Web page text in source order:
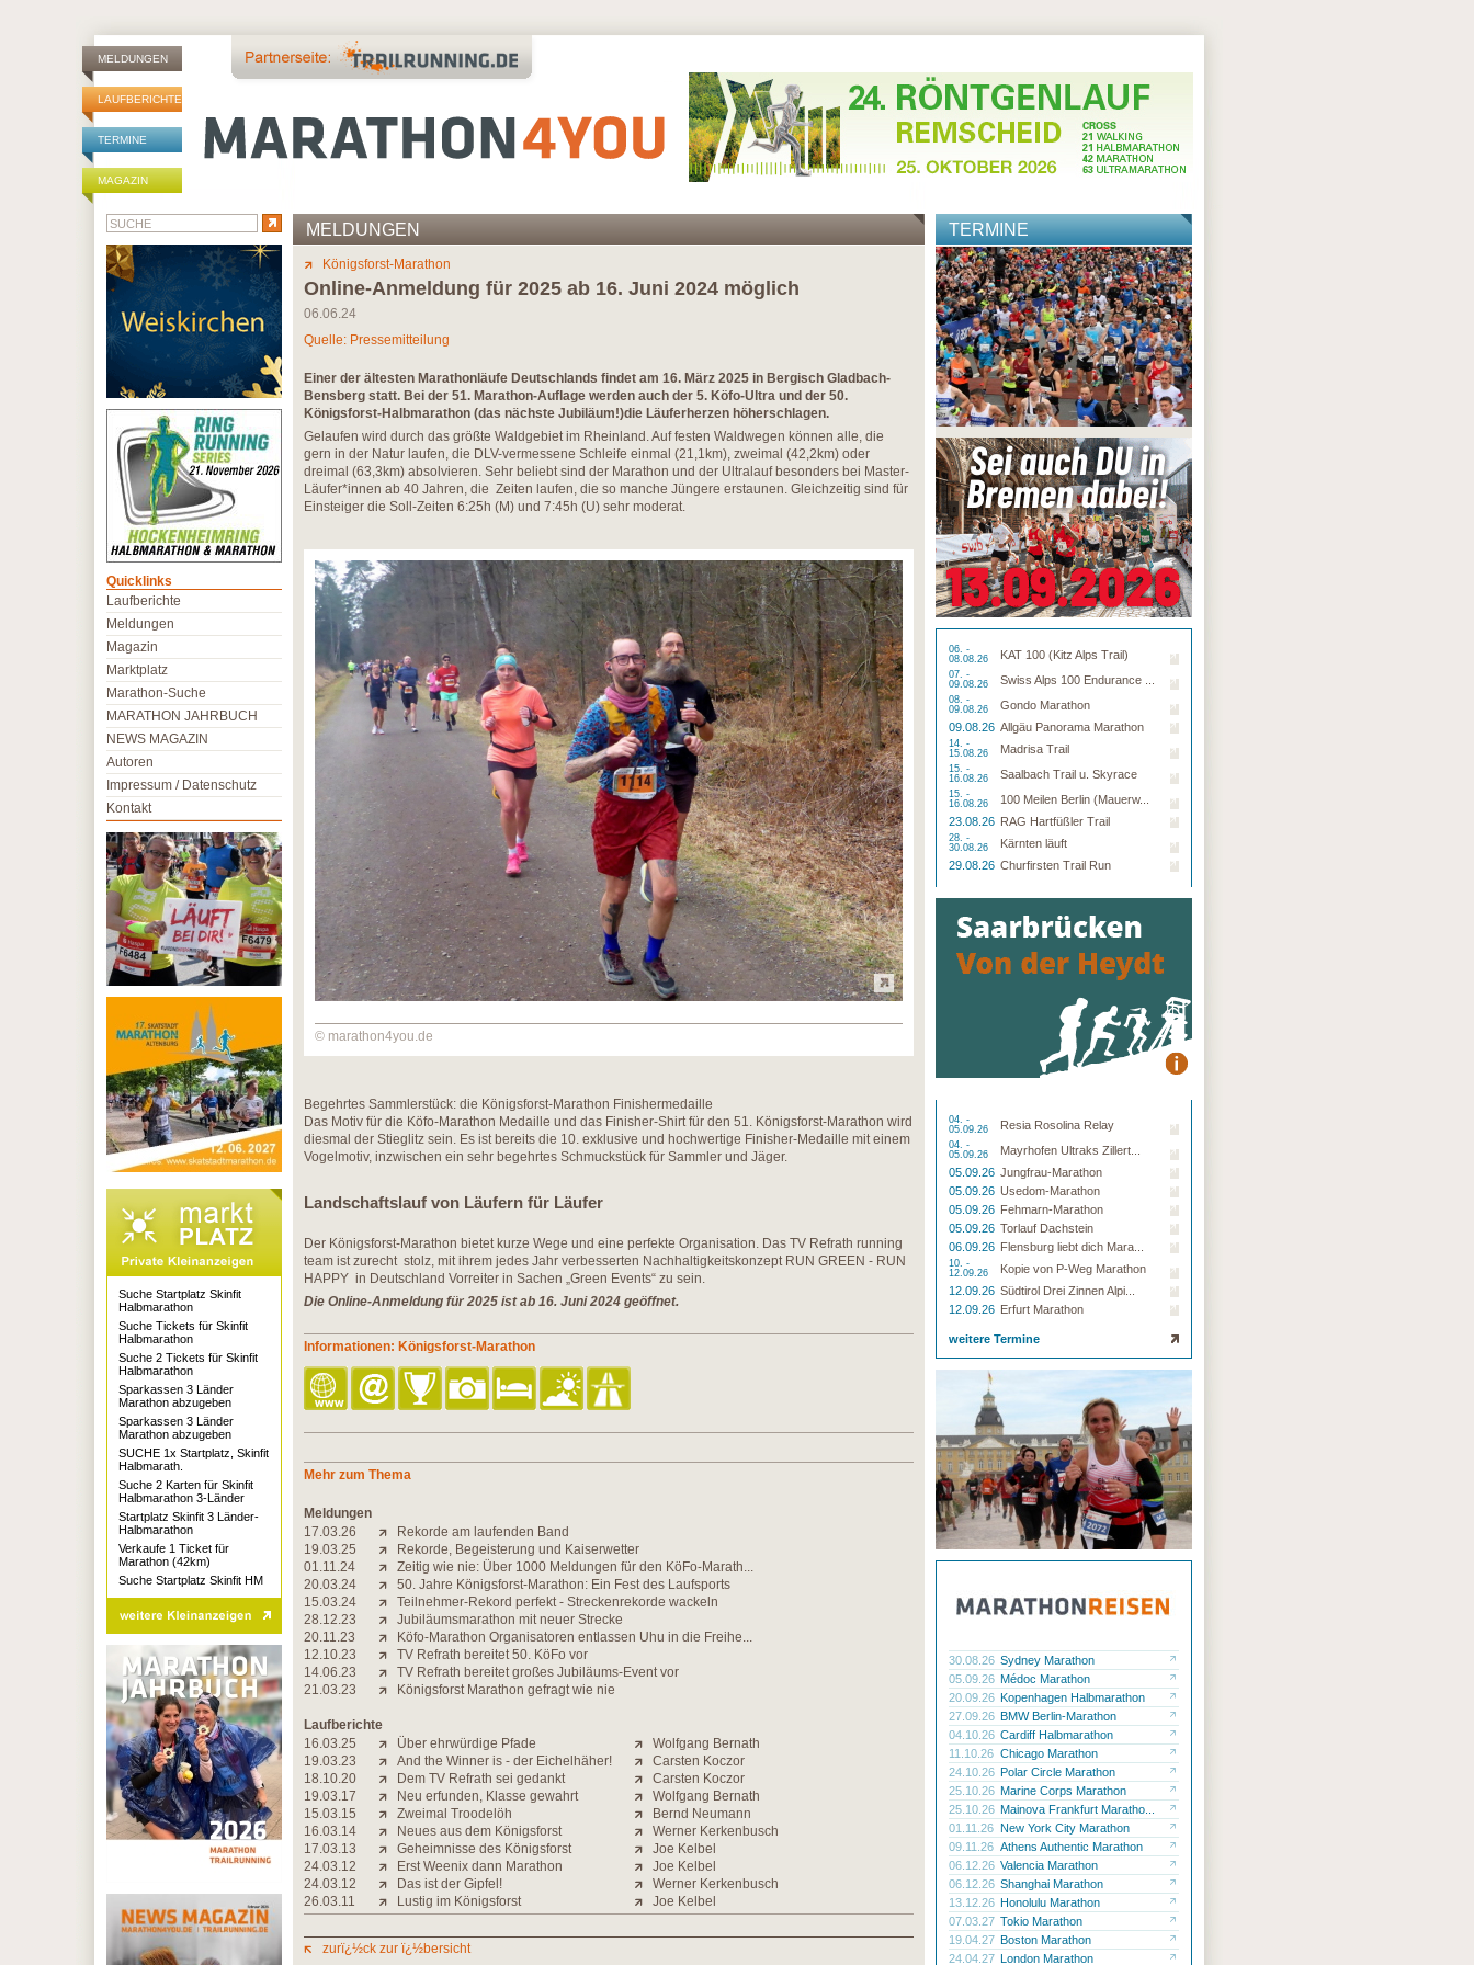
MELDUNGEN
LAUFBERICHTE
TERMINE
MAGAZIN
MELDUNGEN
Königsforst-Marathon
Online-Anmeldung für 2025 ab 16. Juni 2024 möglich
06.06.24
Quelle: Pressemitteilung
Einer der ältesten Marathonläufe Deutschlands findet am 16. März 2025 in Bergisch Gladbach-
Bensberg statt. Bei der 51. Marathon-Auflage werden auch der 5. Köfo-Ultra und der 50.
Königsforst-Halbmarathon (das nächste Jubiläum!)die Läuferherzen höherschlagen.
Gelaufen wird durch das größte Waldgebiet im Rheinland. Auf festen Waldwegen können alle, die
gern in der Natur laufen, die DLV-vermessene Schleife einmal (21,1km), zweimal (42,2km) oder
dreimal (63,3km) absolvieren. Sehr beliebt sind der Marathon und der Ultralauf besonders bei Master-
Läufer*innen ab 40 Jahren, die Zeiten laufen, die so manche Jüngere erstaunen. Gleichzeitig sind für
Einsteiger die Soll-Zeiten 6:25h (M) und 7:45h (U) sehr moderat.
© marathon4you.de
Begehrtes Sammlerstück: die Königsforst-Marathon Finishermedaille
Das Motiv für die Köfo-Marathon Medaille und das Finisher-Shirt für den 51. Königsforst-Marathon wird
diesmal der Stieglitz sein. Es ist bereits die 10. exklusive und hochwertige Finisher-Medaille mit einem
Vogelmotiv, inzwischen ein sehr begehrtes Schmuckstück für Sammler und Jäger.
Landschaftslauf von Läufern für Läufer
Der Königsforst-Marathon bietet kurze Wege und eine perfekte Organisation. Das TV Refrath running
team ist zurecht stolz, mit ihrem jedes Jahr verbesserten Nachhaltigkeitskonzept RUN GREEN - RUN
HAPPY in Deutschland Vorreiter in Sachen „Green Events“ zu sein.
Die Online-Anmeldung für 2025 ist ab 16. Juni 2024 geöffnet.
Informationen: Königsforst-Marathon
Mehr zum Thema
Meldungen
17.03.26
Rekorde am laufenden Band
19.03.25
Rekorde, Begeisterung und Kaiserwetter
01.11.24
Zeitig wie nie: Über 1000 Meldungen für den KöFo-Marath...
20.03.24
50. Jahre Königsforst-Marathon: Ein Fest des Laufsports
15.03.24
Teilnehmer-Rekord perfekt - Streckenrekorde wackeln
28.12.23
Jubiläumsmarathon mit neuer Strecke
20.11.23
Köfo-Marathon Organisatoren entlassen Uhu in die Freihe...
12.10.23
TV Refrath bereitet 50. KöFo vor
14.06.23
TV Refrath bereitet großes Jubiläums-Event vor
21.03.23
Königsforst Marathon gefragt wie nie
Laufberichte
16.03.25
Über ehrwürdige Pfade
Wolfgang Bernath
19.03.23
And the Winner is - der Eichelhäher!
Carsten Koczor
18.10.20
Dem TV Refrath sei gedankt
Carsten Koczor
19.03.17
Neu erfunden, Klasse gewahrt
Wolfgang Bernath
15.03.15
Zweimal Troodelöh
Bernd Neumann
16.03.14
Neues aus dem Königsforst
Werner Kerkenbusch
17.03.13
Geheimnisse des Königsforst
Joe Kelbel
24.03.12
Erst Weenix dann Marathon
Joe Kelbel
24.03.12
Das ist der Gipfel!
Werner Kerkenbusch
26.03.11
Lustig im Königsforst Joe Kelbel
zurï¿½ck zur ï¿½bersicht
TERMINE
06. -
08.08.26
KAT 100 (Kitz Alps Trail)
07. -
09.08.26
Swiss Alps 100 Endurance ...
08. -
09.08.26
Gondo Marathon
09.08.26 Allgäu Panorama Marathon
14. -
15.08.26
Madrisa Trail
15. -
16.08.26
Saalbach Trail u. Skyrace
15. -
16.08.26
100 Meilen Berlin (Mauerw...
23.08.26 RAG Hartfüßler Trail
28. -
30.08.26
Kärnten läuft
29.08.26 Churfirsten Trail Run
04. -
05.09.26
Resia Rosolina Relay
04. -
05.09.26
Mayrhofen Ultraks Zillert...
05.09.26 Jungfrau-Marathon
05.09.26 Usedom-Marathon
05.09.26 Fehmarn-Marathon
05.09.26 Torlauf Dachstein
06.09.26 Flensburg liebt dich Mara...
10. -
12.09.26
Kopie von P-Weg Marathon
12.09.26 Südtirol Drei Zinnen Alpi...
12.09.26 Erfurt Marathon
weitere Termine
30.08.26 Sydney Marathon
05.09.26 Médoc Marathon
20.09.26 Kopenhagen Halbmarathon
27.09.26 BMW Berlin-Marathon
04.10.26 Cardiff Halbmarathon
11.10.26 Chicago Marathon
24.10.26 Polar Circle Marathon
25.10.26 Marine Corps Marathon
25.10.26 Mainova Frankfurt Maratho...
01.11.26 New York City Marathon
09.11.26 Athens Authentic Marathon
06.12.26 Valencia Marathon
06.12.26 Shanghai Marathon
13.12.26 Honolulu Marathon
07.03.27 Tokio Marathon
19.04.27 Boston Marathon
24.04.27 London Marathon
Quicklinks
Laufberichte
Meldungen
Magazin
Marktplatz
Marathon-Suche
MARATHON JAHRBUCH
NEWS MAGAZIN
Autoren
Impressum / Datenschutz
Kontakt
Suche Startplatz Skinfit
Halbmarathon
Suche Tickets für Skinfit
Halbmarathon
Suche 2 Tickets für Skinfit
Halbmarathon
Sparkassen 3 Länder
Marathon abzugeben
Sparkassen 3 Länder
Marathon abzugeben
SUCHE 1x Startplatz, Skinfit
Halbmarath.
Suche 2 Karten für Skinfit
Halbmarathon 3-Länder
Startplatz Skinfit 3 Länder-
Halbmarathon
Verkaufe 1 Ticket für
Marathon (42km)
Suche Startplatz Skinfit HM